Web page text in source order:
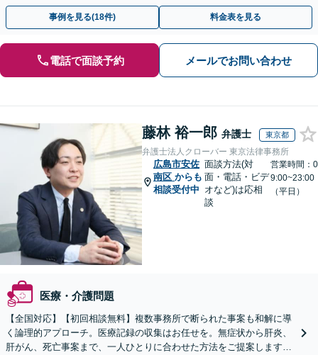
ドバイスで、納得のできるトラブルの解決を目指します。
事例を見る(18件) 料金表を見る
電話で面談予約 メールでお問い合わせ
藤林 裕一郎 弁護士 東京都
弁護士法人クローバー 東京法律事務所
広島市安佐
南区 からも
相談受付中
面談方法(対
面・電話・ビデ
オなど)は応相
談
営業時間：0
9:00~23:00
（平日）
医療・介護問題
【全国対応】【初回相談無料】複数事務所で断られた事案も和解に導
く論理的アプローチ。医療記録の収集はお任せを。無症状から肝炎、
肝がん、死亡事案まで、一人ひとりに合わせた方法をご提案します。